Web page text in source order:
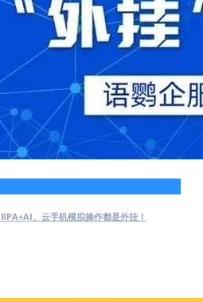
、云手机模拟操作都是外挂！